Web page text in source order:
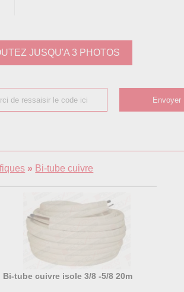
JUSQU'A 3 PHOTOS
» Bi-tube cuivre
Bi-tube cuivre isole 3/8 -5/8 20m